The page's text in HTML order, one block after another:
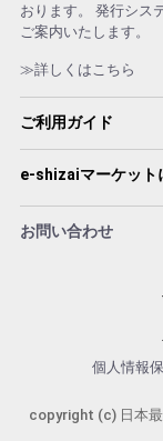
おります。 発行シス
ご案内いたします。
≫詳しくはこちら
ご利用ガイド
e-shizaiマーケット
お問い合わせ
個人情報
copyright (c) 日本